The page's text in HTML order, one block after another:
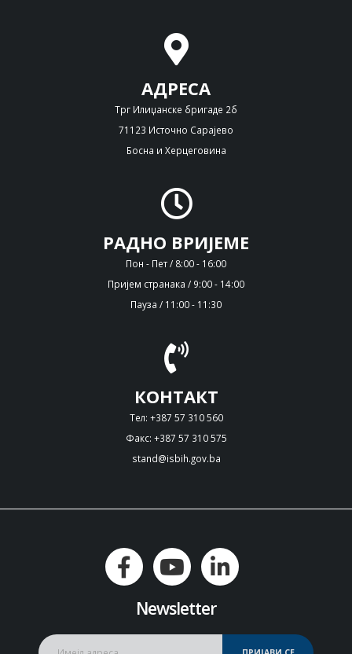
АДРЕСА
Трг Илиџанске бригаде 2б
71123 Источно Сарајево
Босна и Херцеговина
РАДНО ВРИЈЕМЕ
Пон - Пет / 8:00 - 16:00
Пријем странака / 9:00 - 14:00
Пауза / 11:00 - 11:30
КОНТАКТ
Тел: +387 57 310 560
Факс: +387 57 310 575
stand@isbih.gov.ba
Newsletter